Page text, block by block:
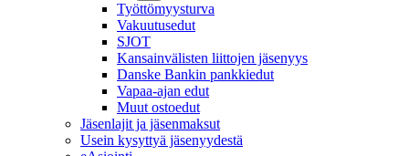
Työttömyysturva
Vakuutusedut
SJOT
Kansainvälisten liittojen jäsenyys
Danske Bankin pankkiedut
Vapaa-ajan edut
Muut ostoedut
Jäsenlajit ja jäsenmaksut
Usein kysyttyä jäsenyydestä